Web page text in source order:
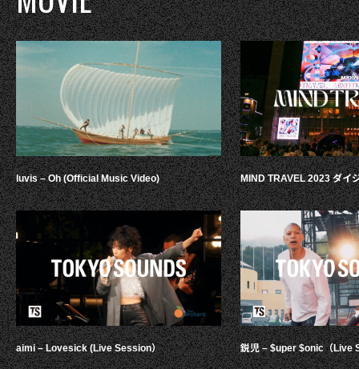
luvis – Oh (Official Music Video)
aimi – Lovesick (Live Session）
MIND TRAVEL 2023 ダイ
鋭児 – $uper $onic（Live